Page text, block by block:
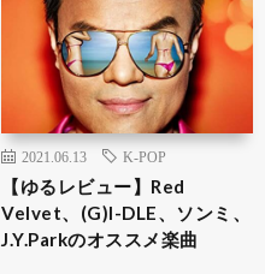
2021.06.13 K-POP
【ゆるレビュー】Red
Velvet、(G)I-DLE、ソンミ、
J.Y.Parkのオススメ楽曲